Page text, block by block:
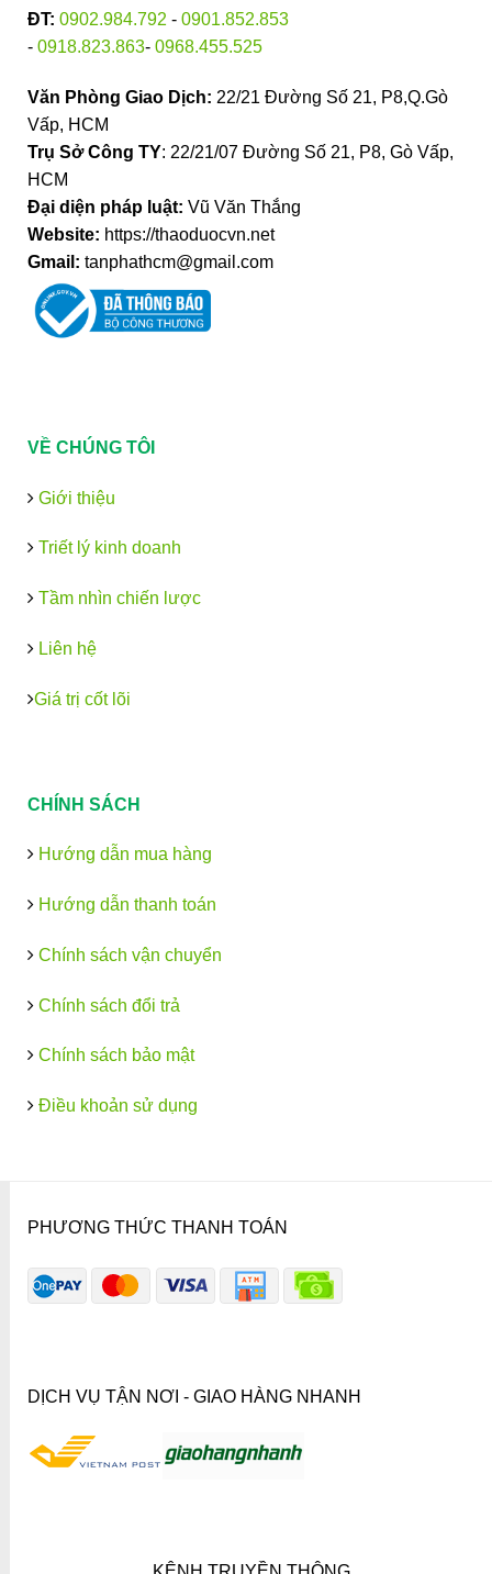
ĐT: 0902.984.792 - 0901.852.853
- 0918.823.863- 0968.455.525
Văn Phòng Giao Dịch: 22/21 Đường Số 21, P8,Q.Gò
Vấp, HCM
Trụ Sở Công TY: 22/21/07 Đường Số 21, P8, Gò Vấp,
HCM
Đại diện pháp luật: Vũ Văn Thắng
Website: https://thaoduocvn.net
Gmail: tanphathcm@gmail.com
VỀ CHÚNG TÔI
Giới thiệu
Triết lý kinh doanh
Tầm nhìn chiến lược
Liên hệ
Giá trị cốt lõi
CHÍNH SÁCH
Hướng dẫn mua hàng
Hướng dẫn thanh toán
Chính sách vận chuyển
Chính sách đổi trả
Chính sách bảo mật
Điều khoản sử dụng
PHƯƠNG THỨC THANH TOÁN
DỊCH VỤ TẬN NƠI - GIAO HÀNG NHANH